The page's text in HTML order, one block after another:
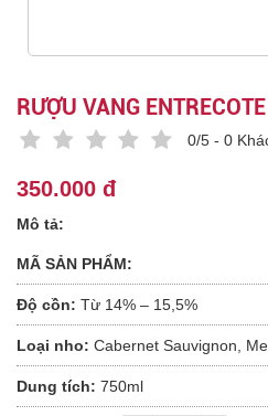
RƯỢU VANG
0/5 - 0
350.000 đ
Mô tả:
MÃ SẢN PHẨM:
Độ cồn: Từ 14% – 15,5%
Loại nho: Cabernet Sauvignon,
Dung tích: 750ml